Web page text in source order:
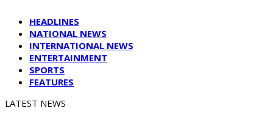
HEADLINES
NATIONAL NEWS
INTERNATIONAL NEWS
ENTERTAINMENT
SPORTS
FEATURES
LATEST NEWS